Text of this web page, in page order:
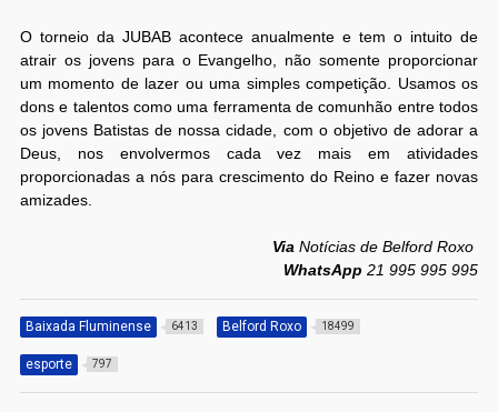
O torneio da JUBAB acontece anualmente e tem o intuito de
atrair os jovens para o Evangelho, não somente proporcionar
um momento de lazer ou uma simples competição. Usamos os
dons e talentos como uma ferramenta de comunhão entre todos
os jovens Batistas de nossa cidade, com o objetivo de adorar a
Deus, nos envolvermos cada vez mais em atividades
proporcionadas a nós para crescimento do Reino e fazer novas
amizades.
Via Notícias de Belford Roxo
WhatsApp21 995 995 995
Baixada Fluminense 6413 Belford Roxo 18499
esporte 797